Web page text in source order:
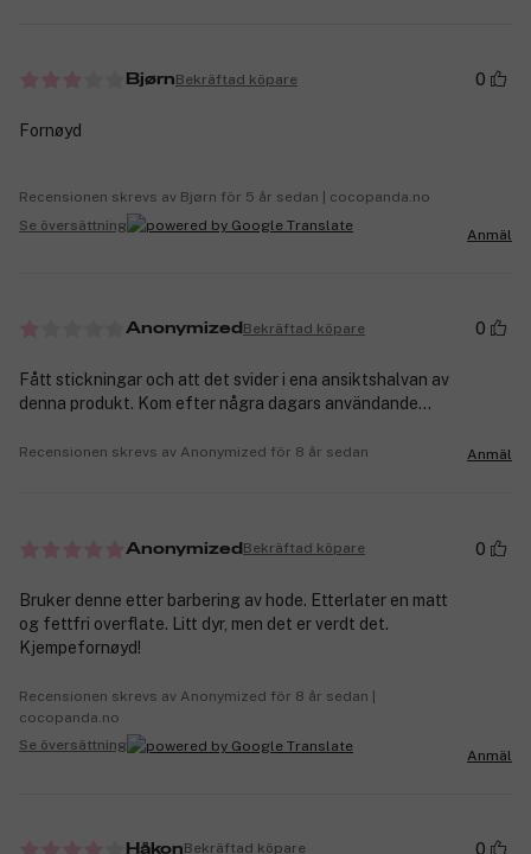
BjørnBekräftad köpare 0
Fornøyd
Recensionen skrevs av Bjørn för 5 år sedan | cocopanda.no
Se översättning
Anmäl
Anonymized Bekräftad köpare 0
Fått stickningar och att det svider i ena ansiktshalvan av
denna produkt. Kom efter några dagars användande...
Recensionen skrevs av Anonymized för 8 år sedan Anmäl
Anonymized Bekräftad köpare 0
Bruker denne etter barbering av hode. Etterlater en matt
og fettfri overflate. Litt dyr, men det er verdt det.
Kjempefornøyd!
Recensionen skrevs av Anonymized för 8 år sedan |
cocopanda.no
Se översättning
Anmäl
HåkonBekräftad köpare 0